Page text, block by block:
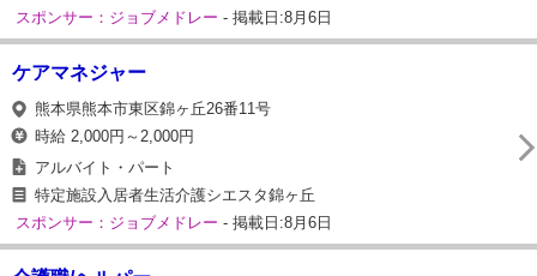
スポンサー：ジョブメドレー - 掲載日:8月6日
ケアマネジャー
熊本県熊本市東区錦ヶ丘26番11号
時給 2,000円～2,000円
アルバイト・パート
特定施設入居者生活介護シエスタ錦ヶ丘
スポンサー：ジョブメドレー - 掲載日:8月6日